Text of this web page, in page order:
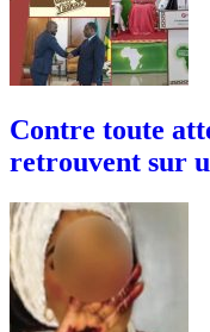
Contre toute
retrouvent sur